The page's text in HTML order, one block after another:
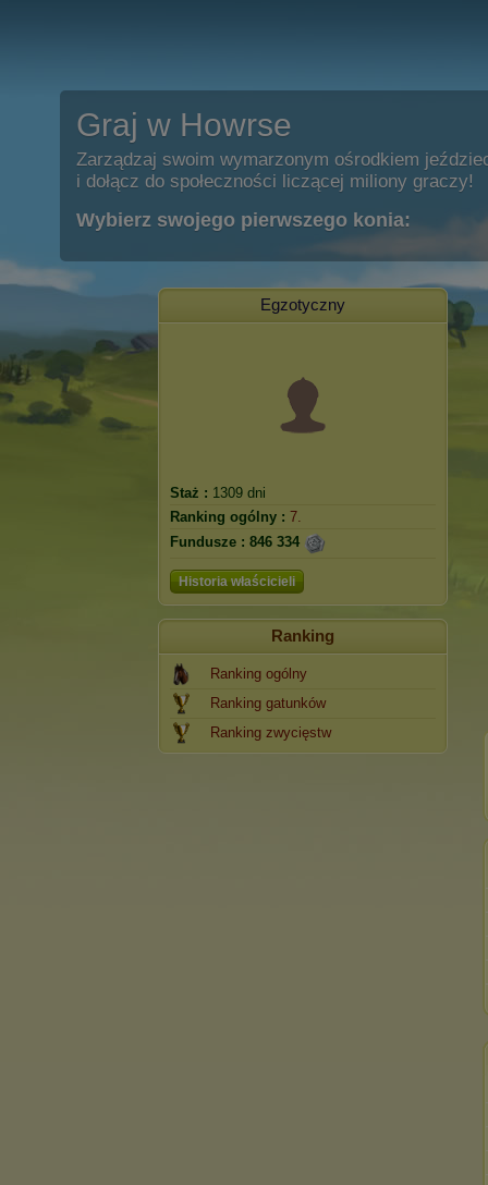
Graj w Howrse
Zarządzaj swoim wymarzonym ośrodkiem
i dołącz do społeczności liczącej miliony graczy!
Wybierz swojego pierwszego konia:
Egzotyczny
Staż : 1309 dni
Ranking ogólny : 7.
Fundusze : 846 334
Historia właścicieli
Ranking
Ranking ogólny
Ranking gatunków
Ranking zwycięstw